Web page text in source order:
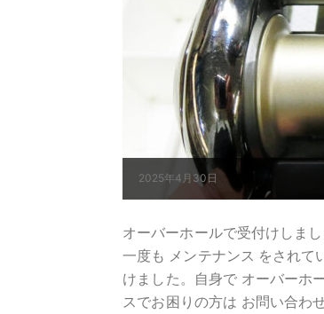
2025年4月30日
オーバーホールで受付けしま
一度も メンテナンス をされて
けました。自身で オーバーホ
スでお困りの方は お問い合わ